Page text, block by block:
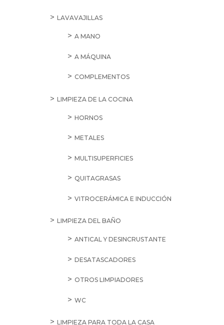
LAVAVAJILLAS
A MANO
A MÁQUINA
COMPLEMENTOS
LIMPIEZA DE LA COCINA
HORNOS
METALES
MULTISUPERFICIES
QUITAGRASAS
VITROCERÁMICA E INDUCCIÓN
LIMPIEZA DEL BAÑO
ANTICAL Y DESINCRUSTANTE
DESATASCADORES
OTROS LIMPIADORES
WC
LIMPIEZA PARA TODA LA CASA